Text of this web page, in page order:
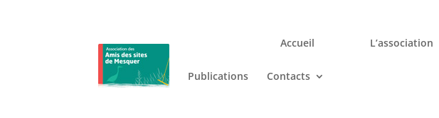
Accueil L’association
Publications Contacts